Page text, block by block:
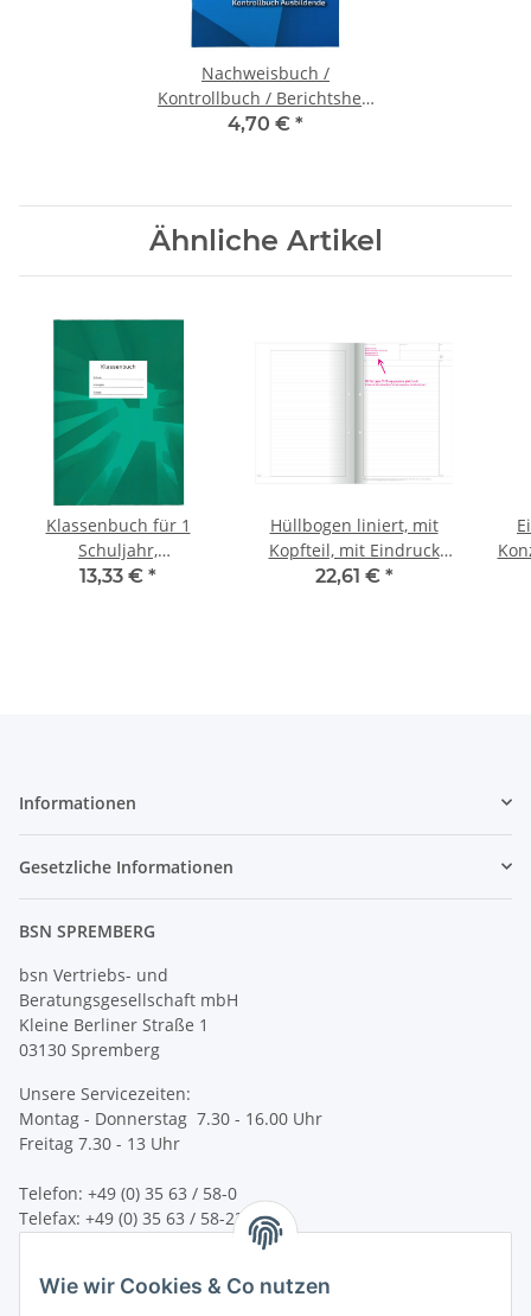
Nachweisbuch /
Kontrollbuch / Berichtsheft
für Ausbilder/innen in der
4,70 € *
Ähnliche Artikel
Klassenbuch für 1
Schuljahr,
Wochenberichte von
13,33 € *
Hüllbogen liniert, mit
Kopfteil, mit Eindruck
des Schulnamens
22,61 € *
Informationen
Gesetzliche Informationen
BSN SPREMBERG
bsn Vertriebs- und
Beratungsgesellschaft mbH
Kleine Berliner Straße 1
03130 Spremberg
Unsere Servicezeiten:
Montag - Donnerstag 7.30 - 16.00 Uhr
Freitag 7.30 - 13 Uhr
Telefon: +49 (0) 35 63 / 58-0
Telefax: +49 (0) 35 63 / 58-231
service@bsn-spremberg.de
Wir versenden mit:
Wie wir Cookies & Co nutzen